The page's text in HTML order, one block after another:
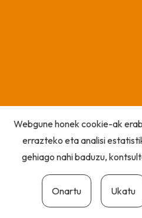
Webgune honek cookie-ak
errazteko eta analisi
gehiago nahi baduzu,
Onartu Ukatu